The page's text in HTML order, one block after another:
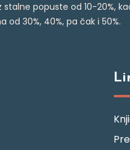
popuste od 10-20%,
od 30%, 40%, pa čak i 50%.